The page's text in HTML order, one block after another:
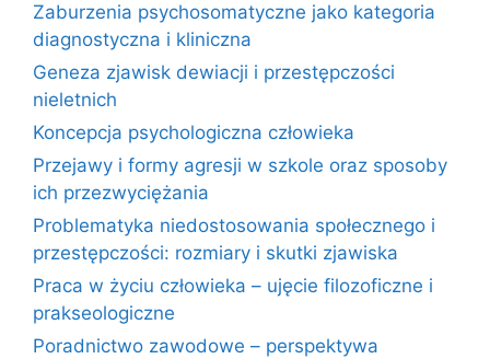
Zaburzenia psychosomatyczne jako kategoria
diagnostyczna i kliniczna
Geneza zjawisk dewiacji i przestępczości
nieletnich
Koncepcja psychologiczna człowieka
Przejawy i formy agresji w szkole oraz sposoby
ich przezwyciężania
Problematyka niedostosowania społecznego i
przestępczości: rozmiary i skutki zjawiska
Praca w życiu człowieka – ujęcie filozoficzne i
prakseologiczne
Poradnictwo zawodowe – perspektywa